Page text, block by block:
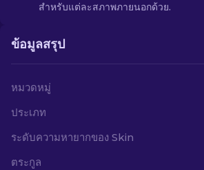
สำหรับแต่ละสภาพภายนอกด้วย.
ข้อมูลสรุป
หมวดหมู่
ประเภท
ระดับความหายากของ Skin
ตระกูล